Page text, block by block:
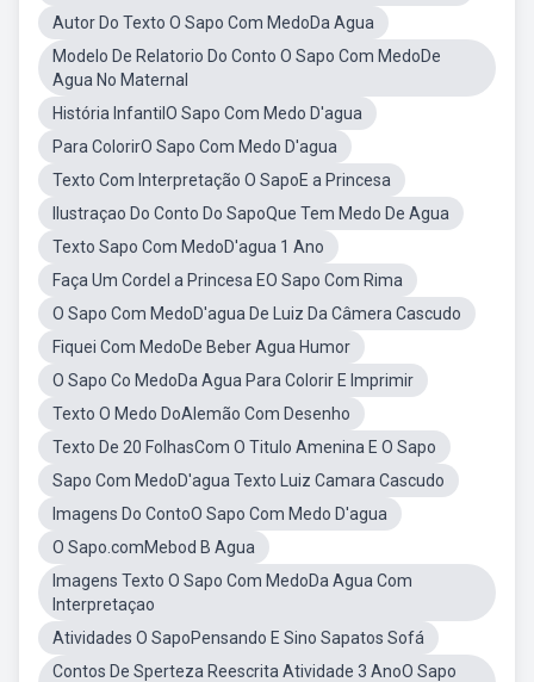
Autor Do Texto O Sapo Com MedoDa Agua
Modelo De Relatorio Do Conto O Sapo Com MedoDe
Agua No Maternal
História InfantilO Sapo Com Medo D'agua
Para ColorirO Sapo Com Medo D'agua
Texto Com Interpretação O SapoE a Princesa
Ilustraçao Do Conto Do SapoQue Tem Medo De Agua
Texto Sapo Com MedoD'agua 1 Ano
Faça Um Cordel a Princesa EO Sapo Com Rima
O Sapo Com MedoD'agua De Luiz Da Câmera Cascudo
Fiquei Com MedoDe Beber Agua Humor
O Sapo Co MedoDa Agua Para Colorir E Imprimir
Texto O Medo DoAlemão Com Desenho
Texto De 20 FolhasCom O Titulo Amenina E O Sapo
Sapo Com MedoD'agua Texto Luiz Camara Cascudo
Imagens Do ContoO Sapo Com Medo D'agua
O Sapo.comMebod B Agua
Imagens Texto O Sapo Com MedoDa Agua Com
Interpretaçao
Atividades O SapoPensando E Sino Sapatos Sofá
Contos De Sperteza Reescrita Atividade 3 AnoO Sapo